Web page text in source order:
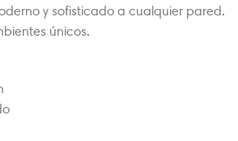
y sofisticado a cualquier pared.
únicos.